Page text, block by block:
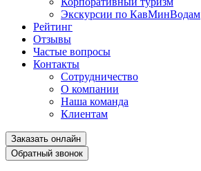
Экскурсии по КавМинВодам
Рейтинг
Отзывы
Частые вопросы
Контакты
Сотрудничество
О компании
Наша команда
Клиентам
Заказать онлайн
Обратный звонок